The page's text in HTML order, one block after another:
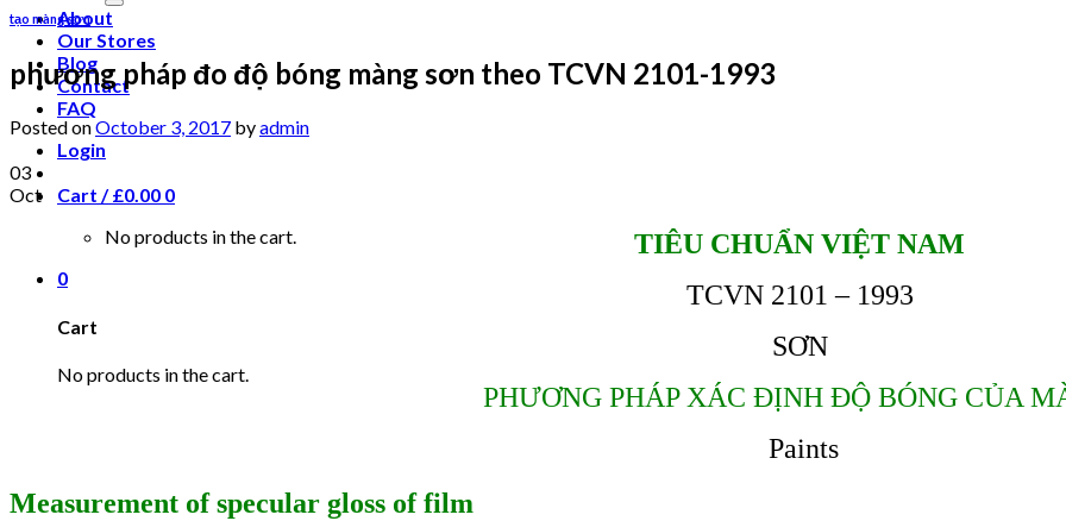
About
Our Stores
Blog
Contact
FAQ
Login
Cart /£0.00 0
No products in the cart.
0
Cart
No products in the cart.
tạo màng sơn
phương pháp đo độ bóng màng sơn theo TCVN 2101-1993
Posted onOctober 3, 2017 byadmin
03
Oct
TIÊU CHUẨN VIỆT NAM
TCVN 2101 – 1993
SƠN
PHƯƠNG PHÁP XÁC ĐỊNH ĐỘ BÓNG CỦA
Paints
Measurement of specular gloss of film